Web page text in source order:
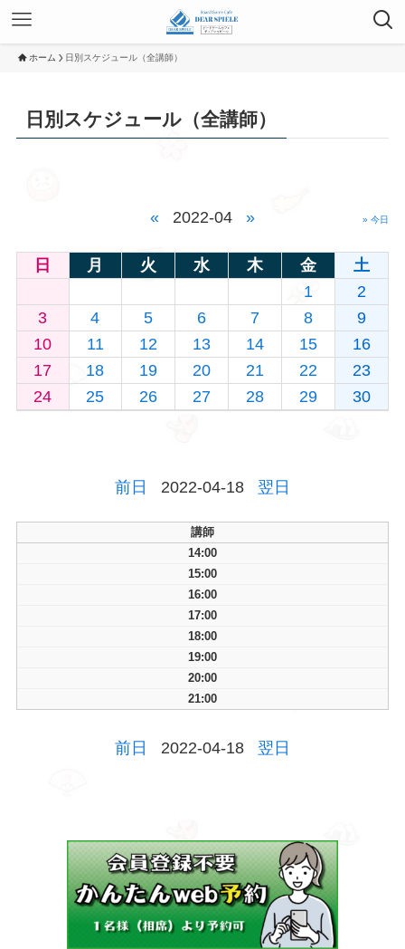
ホーム 日別スケジュール（全講師）
日別スケジュール（全講師）
« 2022-04 » » 今日
日 月 火 水 木 金
土
1
2
3
4 5 6 7 8
9
10
11 12 13 14 15
16
17
18 19 20 21 22
23
24
25 26 27 28 29 30
前日 2022-04-18 翌日
講師
14:00
15:00
16:00
17:00
18:00
19:00
20:00
21:00
前日 2022-04-18 翌日